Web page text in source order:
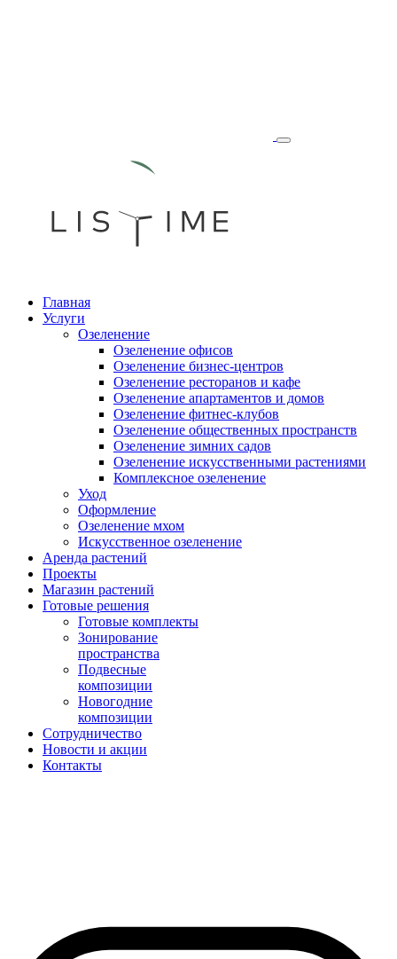
Главная
Услуги
Озеленение
Озеленение офисов
Озеленение бизнес-центров
Озеленение ресторанов и кафе
Озеленение апартаментов и домов
Озеленение фитнес-клубов
Озеленение общественных пространств
Озеленение зимних садов
Озеленение искусственными растениями
Комплексное озеленение
Уход
Оформление
Озеленение мхом
Искусственное озеленение
Аренда растений
Проекты
Магазин растений
Готовые решения
Готовые комплекты
Зонирование
пространства
Подвесные
композиции
Новогодние
композиции
Сотрудничество
Новости и акции
Контакты